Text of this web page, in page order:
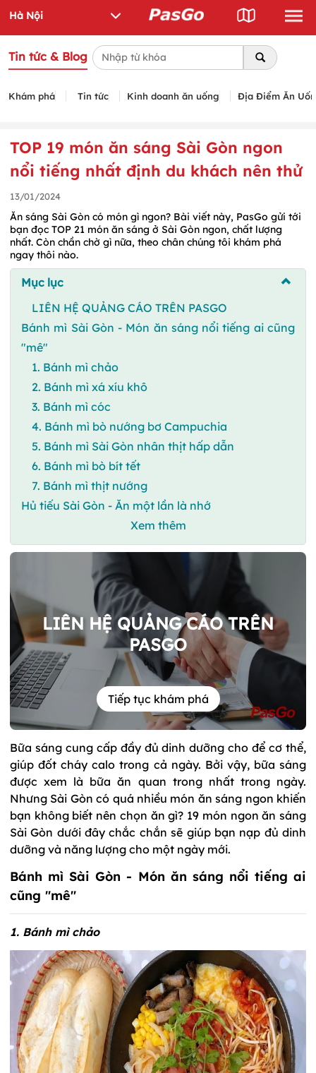
Tin tức & Blog
Khám phá Tin tức Kinh doanh ăn uống Địa Điểm Ăn
TOP 19 món ăn sáng Sài Gòn ngon
nổi tiếng nhất định du khách nên thử
13/01/2024
Ăn sáng Sài Gòn có món gì ngon? Bài viết này, PasGo gửi tới
bạn đọc TOP 21 món ăn sáng ở Sài Gòn ngon, chất lượng
nhất. Còn chần chờ gì nữa, theo chân chúng tôi khám phá
ngay thôi nào.
Mục lục
LIÊN HỆ QUẢNG CÁO TRÊN PASGO
Bánh mì Sài Gòn - Món ăn sáng nổi tiếng ai cũng
"mê"
1. Bánh mì chảo
2. Bánh mì xá xíu khô
3. Bánh mì cóc
4. Bánh mì bò nướng bơ Campuchia
5. Bánh mì Sài Gòn nhân thịt hấp dẫn
6. Bánh mì bò bít tết
7. Bánh mì thịt nướng
Hủ tiếu Sài Gòn - Ăn một lần là nhớ
Xem thêm
LIÊN HỆ QUẢNG CÁO TRÊN
PASGO
Tiếp tục khám phá
Bữa sáng cung cấp đầy đủ dinh dưỡng cho để cơ thể,
giúp đốt cháy calo trong cả ngày. Bởi vậy, bữa sáng
được xem là bữa ăn quan trong nhất trong ngày.
Nhưng Sài Gòn có quá nhiều món ăn sáng ngon khiến
bạn không biết nên chọn ăn gì? 19 món ngon ăn sáng
Sài Gòn dưới đây chắc chắn sẽ giúp bạn nạp đủ dinh
dưỡng và năng lượng cho một ngày mới.
Bánh mì Sài Gòn - Món ăn sáng nổi tiếng ai
cũng "mê"
1. Bánh mì chảo